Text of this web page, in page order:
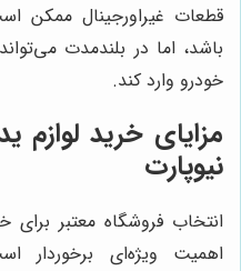
قطعات غیراورجینال ممکن
باشد، اما در بلندمدت
خودرو وارد کند.
مزایای خرید لوازم
نیوپارت
انتخاب فروشگاه معتبر برای
اهمیت ویژه‌ای برخوردار